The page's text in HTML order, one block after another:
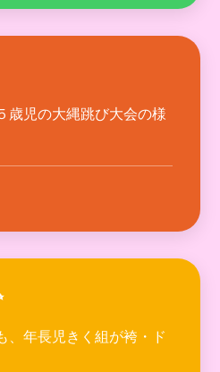
歳児の大縄跳び大会の様
、年長児きく組が袴・ド